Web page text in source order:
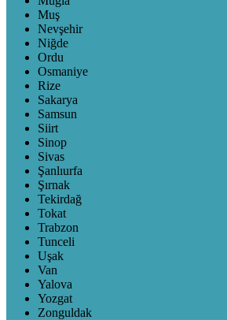
Muş
Nevşehir
Niğde
Ordu
Osmaniye
Rize
Sakarya
Samsun
Siirt
Sinop
Sivas
Şanlıurfa
Şırnak
Tekirdağ
Tokat
Trabzon
Tunceli
Uşak
Van
Yalova
Yozgat
Zonguldak